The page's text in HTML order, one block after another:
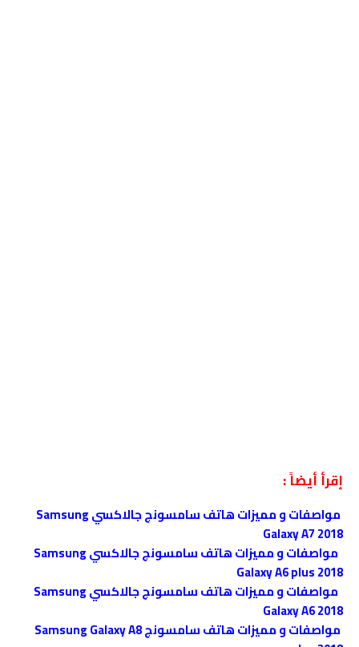
إقرأ أيضاً :
مواصفات و مميزات هاتف سامسونج جالاكسي Samsung
Galaxy A7 2018
مواصفات و مميزات هاتف سامسونج جالاكسي Samsung
Galaxy A6 plus 2018
مواصفات و مميزات هاتف سامسونج جالاكسي Samsung
Galaxy A6 2018
مواصفات و مميزات هاتف سامسونج Samsung Galaxy A8